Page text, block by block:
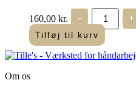
kan
vælges
på
varesiden
160,00 kr. -
Sashiko
Kaffebrikker
fra
Tille's
antal
+
Tilføj til kurv
Om os